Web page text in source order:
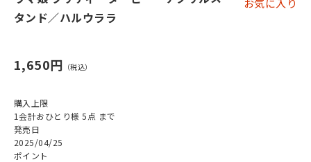
タンド／ハルウララ
お気に入り
1,650円
購入上限
1会計おひとり様 5点 まで
発売日
2025/04/25
ポイント